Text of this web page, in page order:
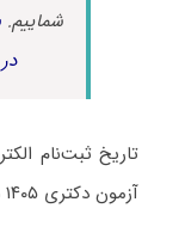
شماییم.
تاریخ ثبت‌نام
آزمون دکتری ۱۴۰۵ دانشگاه صنعت نفت اعلام شد.